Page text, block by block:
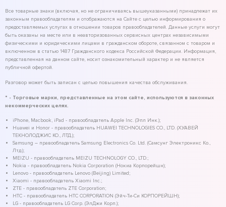
Все товарные знаки (включая, но не ограничиваясь вышеуказанными) принадлежат их
законным правообладателям и отображаются на Сайте с целью информирования о
предоставляемых услугах в отношении товаров правообладателей. Данные услуги могут
быть оказаны на месте или в неавторизованных сервисных центрах независимыми
физическими и юридическими лицами в гражданском обороте, связанном с товаром и
включенном в статью 1487 Гражданского кодекса Российской Федерации. Информация,
представленная на данном сайте, носит ознакомительный характер и не является
публичной офертой.
Разговор может быть записан с целью повышения качества обслуживания.
* - Торговые марки, представленные на этом сайте, используются в законных
некоммерческих целях.
iPhone, Macbook, iPad - правообладатель Apple Inc. (Эпл Инк.);
Huawei и Honor - правообладатель HUAWEI TECHNOLOGIES CO., LTD. (ХУАВЕЙ
ТЕКНОЛОДЖИС КО., ЛТД.);
Samsung – правообладатель Samsung Electronics Co. Ltd. (Самсунг Электроникс Ко.,
Лтд.);
MEIZU - правообладатель MEIZU TECHNOLOGY CO., LTD.;
Nokia - правообладатель Nokia Corporation (Нокиа Корпорейшн);
Lenovo - правообладатель Lenovo (Beijing) Limited;
Xiaomi - правообладатель Xiaomi Inc.;
ZTE - правообладатель ZTE Corporation;
HTC - правообладатель HTC CORPORATION (Эйч-Ти-Си КОРПОРЕЙШН);
LG - правообладатель LG Corp. (ЭлДжи Корп.);